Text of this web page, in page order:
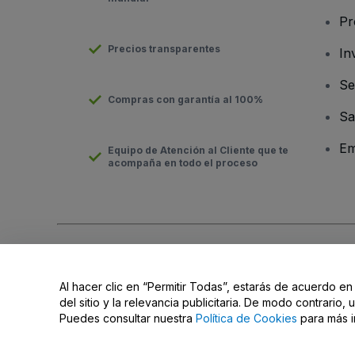
Precios transparentes
Compras con garantía al 100%
Equipo de Atención al Cliente que te
acompaña en todo el proceso
No compartir mi información personal/Tus opciones de
Al hacer clic en “Permitir Todas”, estarás de acuerdo
del sitio y la relevancia publicitaria. De modo contrario,
Puedes consultar nuestra Política de Cookies para más